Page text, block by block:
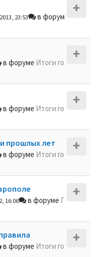
23:53
в форум
в форуме Итоги го
в форуме Итоги го
прошлых лет
в форуме Итоги го
16:06 в форуме Г
в форуме Итоги го